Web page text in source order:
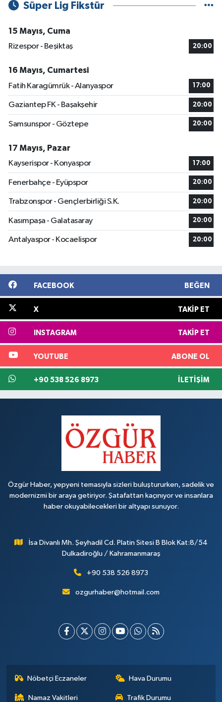
Süper Lig Fikstür
15 Mayıs, Cuma
Rizespor - Beşiktaş
20:00
16 Mayıs, Cumartesi
Fatih Karagümrük - Alanyaspor
17:00
Gaziantep FK - Başakşehir 20:00
Samsunspor - Göztepe 20:00
17 Mayıs, Pazar
Kayserispor - Konyaspor
17:00
Fenerbahçe - Eyüpspor 20:00
Trabzonspor - Gençlerbirliği S.K. 20:00
Kasımpaşa - Galatasaray 20:00
Antalyaspor - Kocaelispor 20:00
FACEBOOK BEĞEN
X TAKIP ET
INSTAGRAM TAKIP ET
YOUTUBE ABONE OL
+90 538 526 8973 İLETIŞIM
Özgür Haber, yepyeni temasıyla sizleri buluştururken, sadelik ve
modernizmi bir araya getiriyor. Şatafattan kaçınıyor ve insanlara
haber okuyabilecekleri bir altyapı sunuyor.
İsa Divanlı Mh. Şeyhadil Cd. Platin Sitesi B Blok Kat:8/54
Dulkadiroğlu / Kahramanmaraş
+90 538 526 8973
ozgurhaber@hotmail.com
Nöbetçi Eczaneler Hava Durumu
Namaz Vakitleri Trafik Durumu